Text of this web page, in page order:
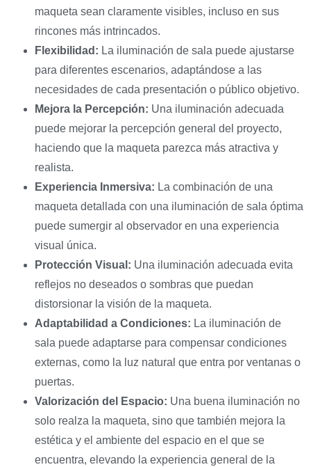
maqueta sean claramente visibles, incluso en sus
rincones más intrincados.
Flexibilidad: La iluminación de sala puede ajustarse
para diferentes escenarios, adaptándose a las
necesidades de cada presentación o público objetivo.
Mejora la Percepción: Una iluminación adecuada
puede mejorar la percepción general del proyecto,
haciendo que la maqueta parezca más atractiva y
realista.
Experiencia Inmersiva: La combinación de una
maqueta detallada con una iluminación de sala óptima
puede sumergir al observador en una experiencia
visual única.
Protección Visual: Una iluminación adecuada evita
reflejos no deseados o sombras que puedan
distorsionar la visión de la maqueta.
Adaptabilidad a Condiciones: La iluminación de
sala puede adaptarse para compensar condiciones
externas, como la luz natural que entra por ventanas o
puertas.
Valorización del Espacio: Una buena iluminación no
solo realza la maqueta, sino que también mejora la
estética y el ambiente del espacio en el que se
encuentra, elevando la experiencia general de la